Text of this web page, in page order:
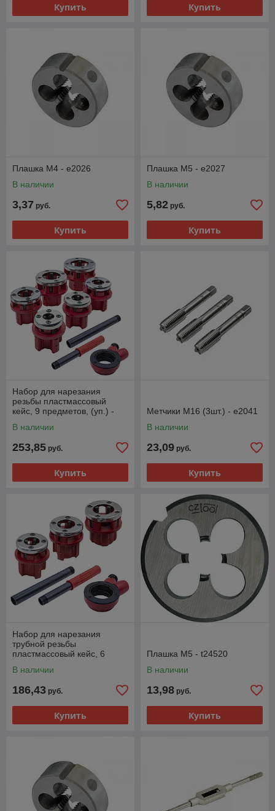
Купить Купить
Плашка M4 - e2026
В наличии
3,37 руб.
Купить
Плашка M5 - e2027
В наличии
5,82 руб.
Купить
Набор для нарезания
резьбы пластмассовый
кейс, 9 предметов, (уп.) -
В наличии
253,85 руб.
Купить
Метчики M16 (3шт.) - e2041
В наличии
23,09 руб.
Купить
Набор для нарезания
трубной резьбы
пластмассовый кейс, 6
В наличии
186,43 руб.
Купить
Плашка М5 - t24520
В наличии
13,98 руб.
Купить